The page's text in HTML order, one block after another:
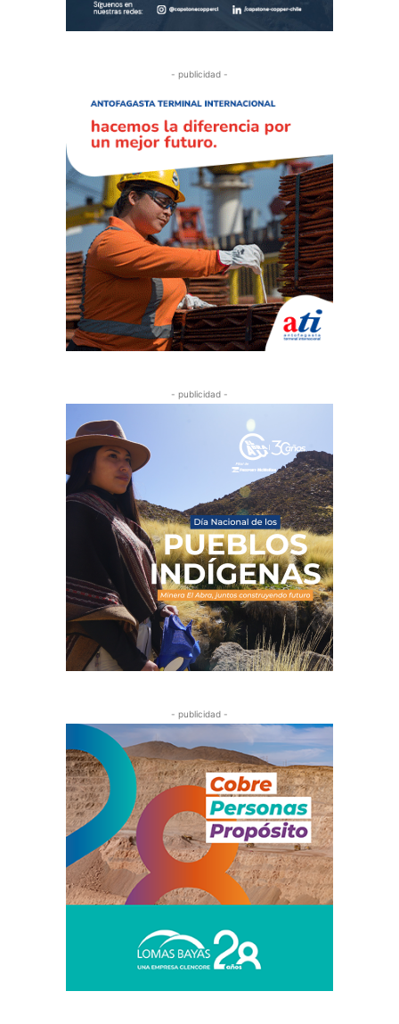
- publicidad -
- publicidad -
- publicidad -